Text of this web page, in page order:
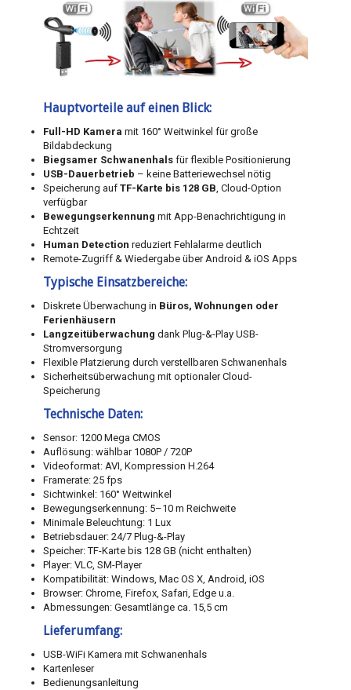
Hauptvorteile auf einen Blick:
Full-HD Kamera mit 160° Weitwinkel für große
Bildabdeckung
Biegsamer Schwanenhals für flexible Positionierung
USB-Dauerbetrieb – keine Batteriewechsel nötig
Speicherung auf TF-Karte bis 128 GB, Cloud-Option
verfügbar
Bewegungserkennung mit App-Benachrichtigung in
Echtzeit
Human Detection reduziert Fehlalarme deutlich
Remote-Zugriff & Wiedergabe über Android & iOS Apps
Typische Einsatzbereiche:
Diskrete Überwachung in Büros, Wohnungen oder
Ferienhäusern
Langzeitüberwachung dank Plug-&-Play USB-
Stromversorgung
Flexible Platzierung durch verstellbaren Schwanenhals
Sicherheitsüberwachung mit optionaler Cloud-
Speicherung
Technische Daten:
Sensor: 1200 Mega CMOS
Auflösung: wählbar 1080P / 720P
Videoformat: AVI, Kompression H.264
Framerate: 25 fps
Sichtwinkel: 160° Weitwinkel
Bewegungserkennung: 5–10 m Reichweite
Minimale Beleuchtung: 1 Lux
Betriebsdauer: 24/7 Plug-&-Play
Speicher: TF-Karte bis 128 GB (nicht enthalten)
Player: VLC, SM-Player
Kompatibilität: Windows, Mac OS X, Android, iOS
Browser: Chrome, Firefox, Safari, Edge u.a.
Abmessungen: Gesamtlänge ca. 15,5 cm
Lieferumfang:
USB-WiFi Kamera mit Schwanenhals
Kartenleser
Bedienungsanleitung